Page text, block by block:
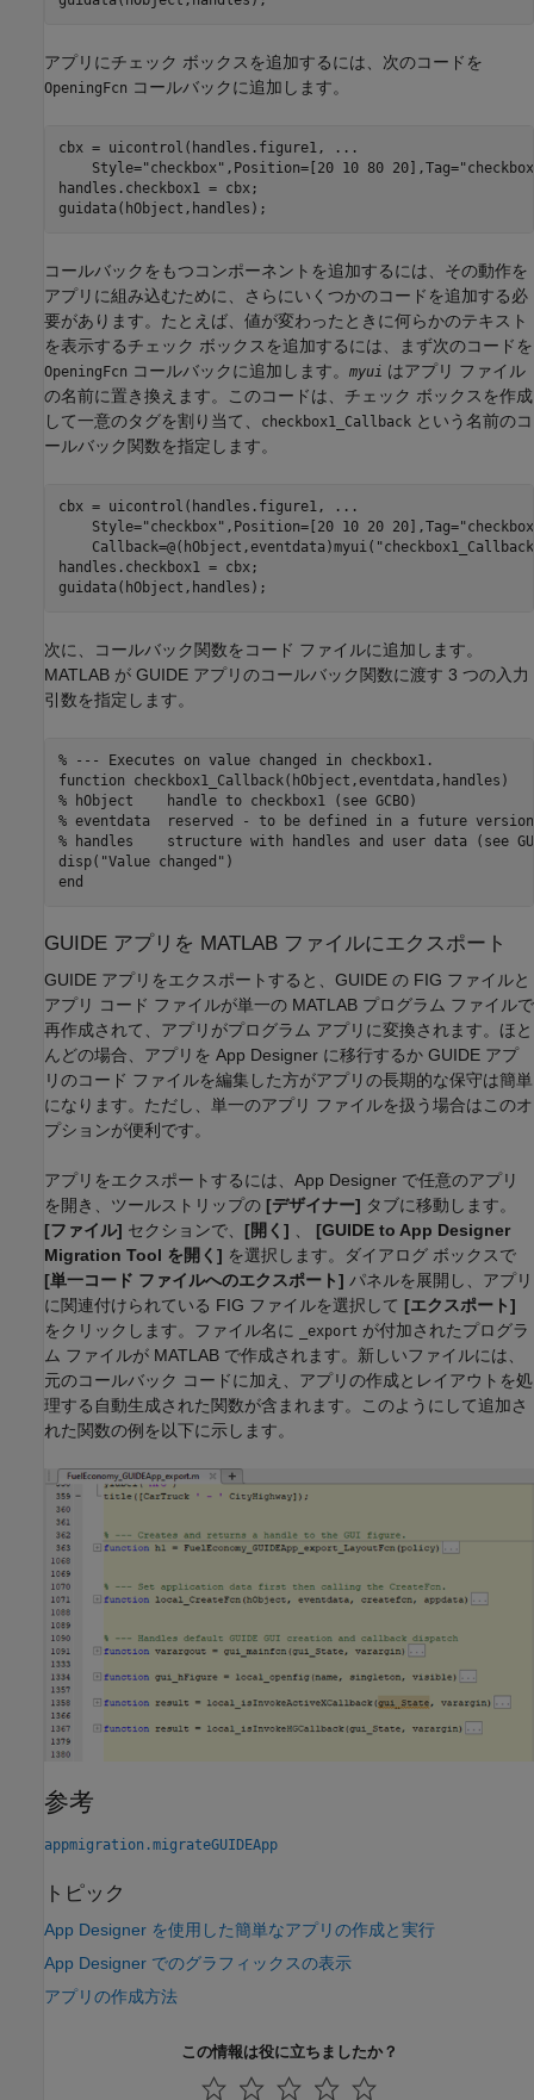
アプリにチェック ボックスを追加するには、次のコードを
OpeningFcn コールバックに追加します。
cbx = uicontrol(handles.figure1,
...
    Style=
"checkbox" ,Position=[20 10 80 20],Tag=
handles.checkbox1 = cbx;
guidata(hObject,handles);
コールバックをもつコンポーネントを追加するには、その動作を
アプリに組み込むために、さらにいくつかのコードを追加する必
要があります。たとえば、値が変わったときに何らかのテキスト
を表示するチェック ボックスを追加するには、まず次のコードを
OpeningFcn コールバックに追加します。 myui はアプリ ファイル
の名前に置き換えます。このコードは、チェック ボックスを作成
して一意のタグを割り当て、
checkbox1_Callback という名前のコ
ールバック関数を指定します。
cbx = uicontrol(handles.figure1,
...
    Style=
"checkbox" ,Position=[20 10 20 20],Tag=
    Callback=@(hObject,eventdata)myui(
handles.checkbox1 = cbx;
guidata(hObject,handles);
次に、コールバック関数をコード ファイルに追加します。
MATLAB が GUIDE アプリのコールバック関数に渡す 3 つの入力
引数を指定します。
% --- Executes on value changed in checkbox1.
function
% hObject    handle to checkbox1 (see GCBO)
% eventdata  reserved - to be defined in a future version
% handles    structure with handles and user data (see
disp( "Value changed"
end
GUIDE アプリを MATLAB ファイルにエクスポート
GUIDE アプリをエクスポートすると、GUIDE の FIG ファイルと
アプリ コード ファイルが単一の MATLAB プログラム ファイルで
再作成されて、アプリがプログラム アプリに変換されます。ほと
んどの場合、アプリを App Designer に移行するか GUIDE アプ
リのコード ファイルを編集した方がアプリの長期的な保守は簡単
になります。ただし、単一のアプリ ファイルを扱う場合はこのオ
プションが便利です。
アプリをエクスポートするには、App Designer で任意のアプリ
を開き、ツールストリップの [デザイナー] タブに移動します。
[ファイル] セクションで、 [開く] 、 [GUIDE to App Designer
Migration Tool を開く] を選択します。ダイアログ ボックスで
[単一コード ファイルへのエクスポート] パネルを展開し、アプリ
に関連付けられている FIG ファイルを選択して [エクスポート]
をクリックします。ファイル名に
_export が付加されたプログラ
ム ファイルが MATLAB で作成されます。新しいファイルには、
元のコールバック コードに加え、アプリの作成とレイアウトを処
理する自動生成された関数が含まれます。このようにして追加さ
れた関数の例を以下に示します。
参考
appmigration.migrateGUIDEApp
トピック
App Designer を使用した簡単なアプリの作成と実行
App Designer でのグラフィックスの表示
アプリの作成方法
この情報は役に立ちましたか？